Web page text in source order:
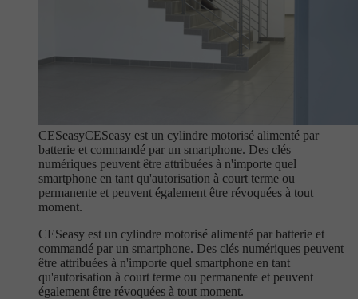
CESeasyCESeasy est un cylindre motorisé alimenté par
batterie et commandé par un smartphone. Des clés
numériques peuvent être attribuées à n'importe quel
smartphone en tant qu'autorisation à court terme ou
permanente et peuvent également être révoquées à tout
moment.
CESeasy est un cylindre motorisé alimenté par batterie et
commandé par un smartphone. Des clés numériques peuvent
être attribuées à n'importe quel smartphone en tant
qu'autorisation à court terme ou permanente et peuvent
également être révoquées à tout moment.